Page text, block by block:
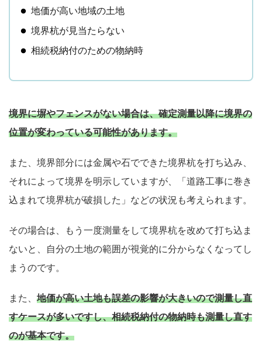
地価が高い地域の土地
境界杭が見当たらない
相続税納付のための物納時
境界に塀やフェンスがない場合は、確定測量以降に境界の
位置が変わっている可能性があります。
また、境界部分には金属や石でできた境界杭を打ち込み、
それによって境界を明示していますが、「道路工事に巻き
込まれて境界杭が破損した」などの状況も考えられます。
その場合は、もう一度測量をして境界杭を改めて打ち込ま
ないと、自分の土地の範囲が視覚的に分からなくなってし
まうのです。
また、 地価が高い土地も誤差の影響が大きいので測量し直
すケースが多いですし、相続税納付の物納時も測量し直す
のが基本です。